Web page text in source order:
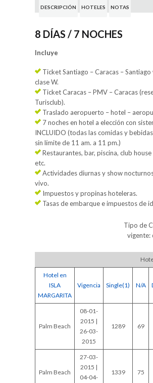
DESCRIPCIÓN HOTELES NOTAS
8 DÍAS / 7 NOCHES
Incluye
Ticket Santiago – Caracas – Santiago
clase W.
Ticket Caracas – PMV – Caracas
Turisclub).
Traslado aeropuerto – hotel –
7 noches en hotel a elección con
INCLUIDO (todas las comidas y
sin límite de 11 am. a 11 pm.)
Restaurantes, bar, piscina, club house
etc.
Actividades diurnas y show
vivo.
Impuestos y propinas hoteleras.
Tasas de embarque e impuestos de
Tipo de
vigente:
Hotel en
ISLA
MARGARITA
Vigencia Single(1) N/A
Palm Beach
08-01-
2015 |
26-03-
2015
1289 69
Palm Beach
27-03-
2015 |
04-04-
1339 75